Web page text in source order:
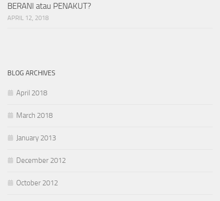
BERANI atau PENAKUT?
APRIL 12, 2018
BLOG ARCHIVES
April 2018
March 2018
January 2013
December 2012
October 2012